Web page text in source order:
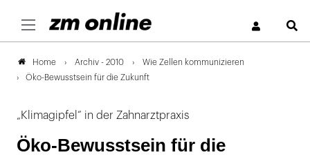
Home Archiv - 2010
Wie Zellen kommunizieren
Öko-Bewusstsein für die Zukunft
„Klimagipfel“ in der Zahnarztpraxis
Öko-Bewusstsein für die